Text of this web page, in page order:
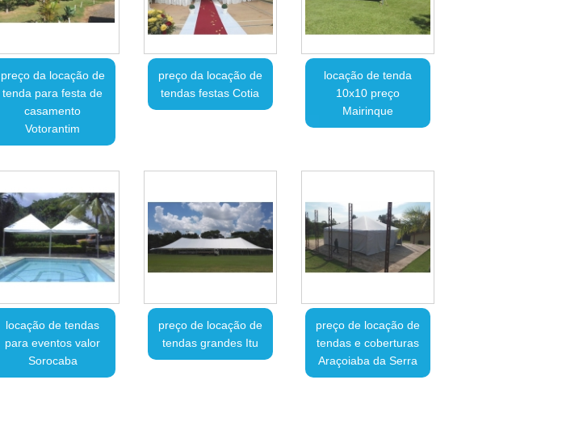
preço da locação de
tenda para festa de
casamento
Votorantim
preço da locação de
tendas festas Cotia
locação de tenda
10x10 preço
Mairinque
locação de tendas
para eventos valor
Sorocaba
preço de locação de
tendas grandes Itu
preço de locação de
tendas e coberturas
Araçoiaba da Serra